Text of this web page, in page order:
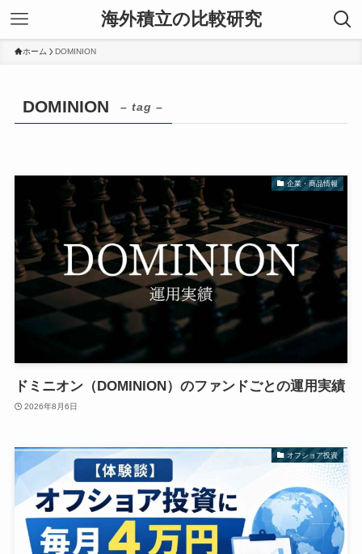
海外積立の比較研究
ホーム DOMINION
DOMINION – tag –
企業・商品情報
ドミニオン（DOMINION）のファンドごとの運用実績
2026年8月6日
オフショア投資